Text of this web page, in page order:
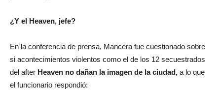
¿Y el Heaven, jefe?
En la conferencia de prensa, Mancera fue cuestionado sobre
si acontecimientos violentos como el de los 12 secuestrados
del after Heaven no dañan la imagen de la ciudad, a lo que
el funcionario respondió: